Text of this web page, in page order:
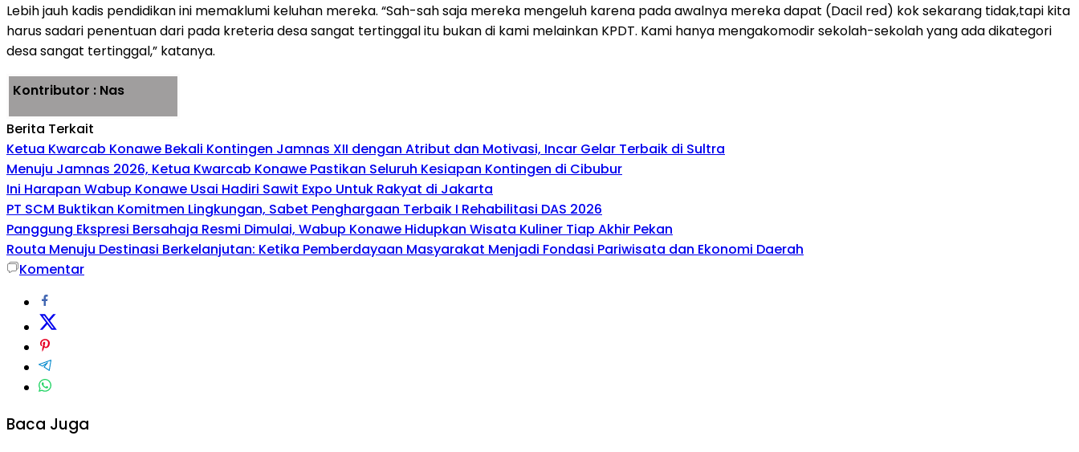
Lebih jauh kadis pendidikan ini memaklumi keluhan mereka. “Sah-sah saja mereka mengeluh karena pada awalnya mereka dapat (Dacil red) kok sekarang tidak,tapi kita
harus sadari penentuan dari pada kreteria desa sangat tertinggal itu bukan di kami melainkan KPDT. Kami hanya mengakomodir sekolah-sekolah yang ada dikategori
desa sangat tertinggal,” katanya.
Kontributor : Nas
Berita Terkait
Ketua Kwarcab Konawe Bekali Kontingen Jamnas XII dengan Atribut dan Motivasi, Incar Gelar Terbaik di Sultra
Menuju Jamnas 2026, Ketua Kwarcab Konawe Pastikan Seluruh Kesiapan Kontingen di Cibubur
Ini Harapan Wabup Konawe Usai Hadiri Sawit Expo Untuk Rakyat di Jakarta
PT SCM Buktikan Komitmen Lingkungan, Sabet Penghargaan Terbaik I Rehabilitasi DAS 2026
Panggung Ekspresi Bersahaja Resmi Dimulai, Wabup Konawe Hidupkan Wisata Kuliner Tiap Akhir Pekan
Routa Menuju Destinasi Berkelanjutan: Ketika Pemberdayaan Masyarakat Menjadi Fondasi Pariwisata dan Ekonomi Daerah
Komentar
Baca Juga